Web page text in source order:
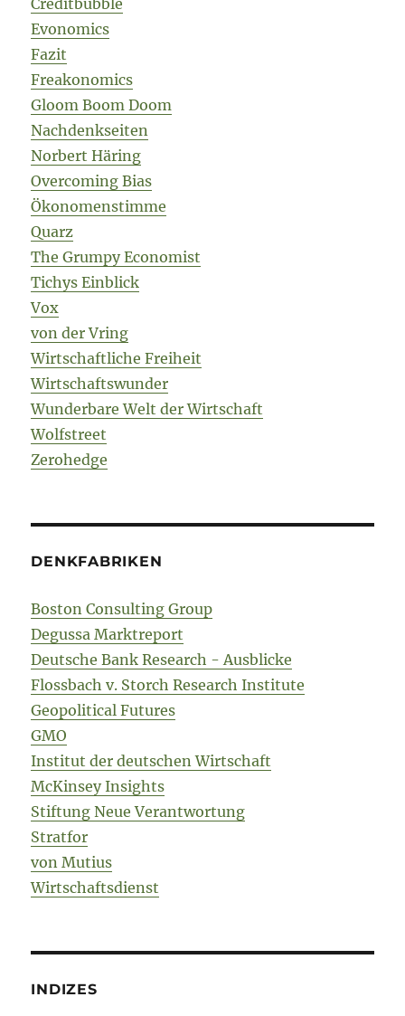
Creditbubble
Evonomics
Fazit
Freakonomics
Gloom Boom Doom
Nachdenkseiten
Norbert Häring
Overcoming Bias
Ökonomenstimme
Quarz
The Grumpy Economist
Tichys Einblick
Vox
von der Vring
Wirtschaftliche Freiheit
Wirtschaftswunder
Wunderbare Welt der Wirtschaft
Wolfstreet
Zerohedge
DENKFABRIKEN
Boston Consulting Group
Degussa Marktreport
Deutsche Bank Research - Ausblicke
Flossbach v. Storch Research Institute
Geopolitical Futures
GMO
Institut der deutschen Wirtschaft
McKinsey Insights
Stiftung Neue Verantwortung
Stratfor
von Mutius
Wirtschaftsdienst
INDIZES